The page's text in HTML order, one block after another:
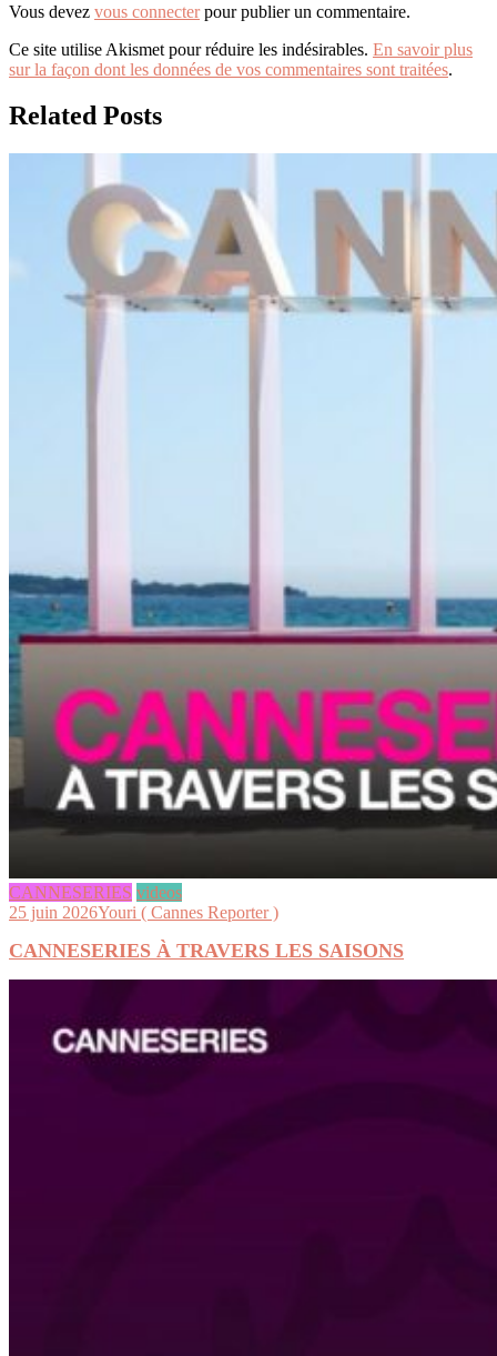
Vous devez vous connecterpour publier un commentaire.
Ce site utilise Akismet pour réduire les indésirables. En savoir plus
sur la façon dont les données de vos commentaires sont traitées.
Related Posts
CANNESERIES videos
25 juin 2026Youri ( Cannes Reporter )
CANNESERIES À TRAVERS LES SAISONS